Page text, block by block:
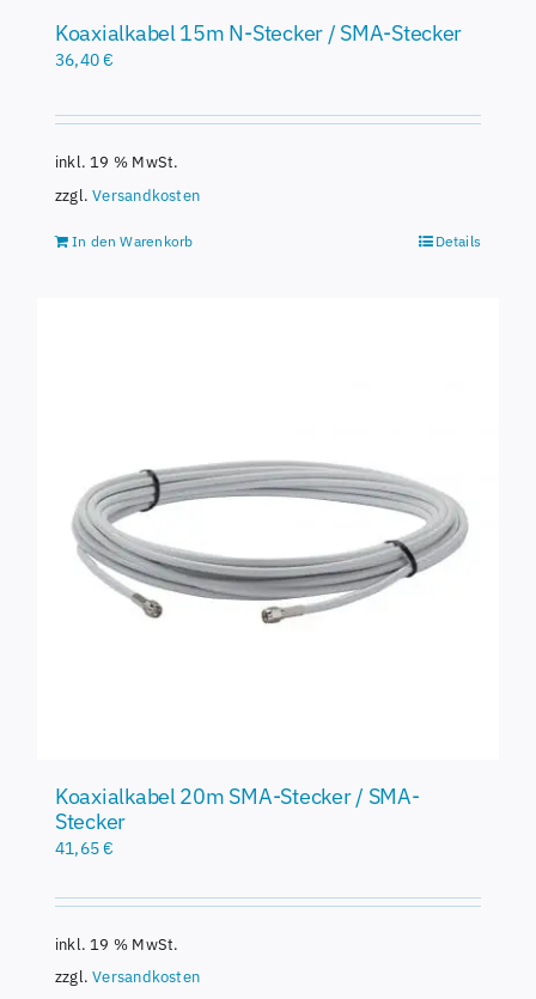
Koaxialkabel 15m N-Stecker / SMA-Stecker
36,40€
inkl. 19 % MwSt.
zzgl.Versandkosten
In den Warenkorb Details
Koaxialkabel 20m SMA-Stecker / SMA-
Stecker
41,65€
inkl. 19 % MwSt.
zzgl.Versandkosten